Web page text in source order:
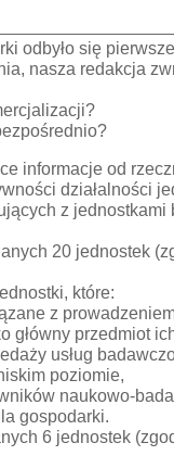
odbyło się
nasza redakcja
informacje od
z
20 jednostek
które:
z
główny przedmiot
usług
poziomie,
naukowo-
gospodarki.
6 jednostek